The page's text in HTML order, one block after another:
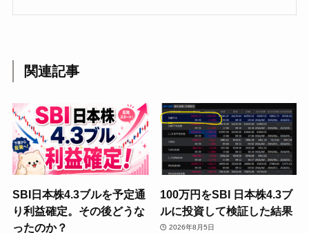
関連記事
SBI日本株4.3ブルを予定通
り利益確定。その後どうな
ったのか？
100万円をSBI 日本株4.3ブ
ルに投資して検証した結果
2026年8月5日